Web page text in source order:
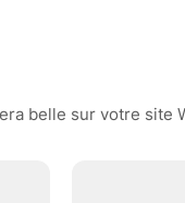
belle sur votre site